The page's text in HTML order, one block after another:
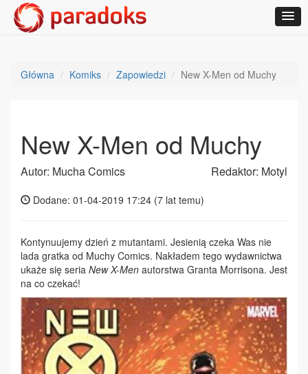
Główna Komiks Zapowiedzi New X-Men od Muchy
New X-Men od Muchy
Autor: Mucha Comics Redaktor: Motyl
Dodane: 01-04-2019 17:24 (7 lat temu)
Kontynuujemy dzień z mutantami. Jesienią czeka Was nie
lada gratka od Muchy Comics. Nakładem tego wydawnictwa
ukaże się seria New X-Men autorstwa Granta Morrisona. Jest
na co czekać!